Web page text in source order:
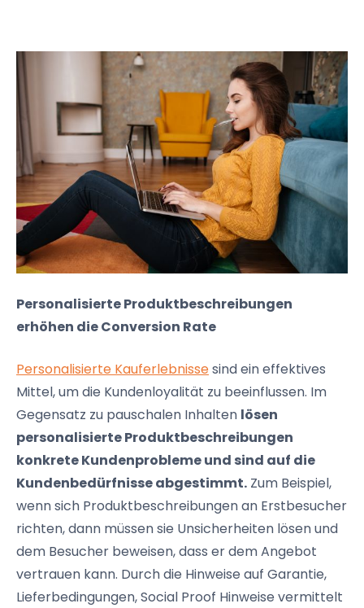
Personalisierte Produktbeschreibungen
erhöhen die Conversion Rate
Personalisierte Kauferlebnissesind ein effektives
Mittel, um die Kundenloyalität zu beeinflussen. Im
Gegensatz zu pauschalen Inhalten lösen
personalisierte Produktbeschreibungen
konkrete Kundenprobleme und sind auf die
Kundenbedürfnisse abgestimmt. Zum Beispiel,
wenn sich Produktbeschreibungen an Erstbesucher
richten, dann müssen sie Unsicherheiten lösen und
dem Besucher beweisen, dass er dem Angebot
vertrauen kann. Durch die Hinweise auf Garantie,
Lieferbedingungen, Social Proof Hinweise vermittelt